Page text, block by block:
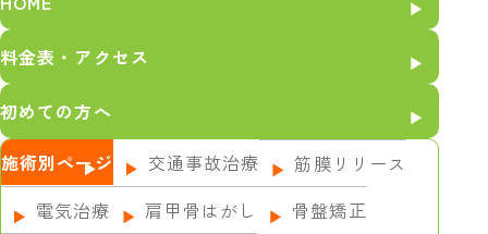
料金表・アクセス
初めての方へ
施術別ページ
交通事故治療
筋膜リリース
電気治療
肩甲骨はがし
骨盤矯正